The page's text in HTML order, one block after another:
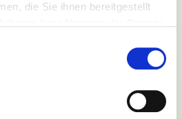
die Sie ihnen bereitgestellt